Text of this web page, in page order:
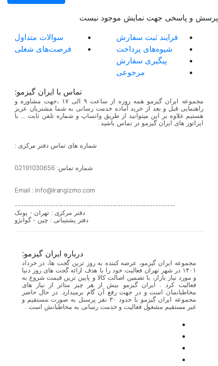
پرسش و پاسخی جهت نمایش موجود نیست
فرایند ثبت سفارش
شیوه‌های پرداخت
پیگیری سفارش
مرجوعی
سوالات متداول
فرصت‌های شغلی
تماس با ایران گیزمو:
مجموعه ایران گیزمو همه روزه از ساعت ۹ الی ۱۷ ،جهت مشاوره و
راهنمایی قبل و بعد از خرید آماده خدمت رسانی به شما مشتریان عزیز
هستیم علاوه بر این میتوانید از طریق واتساپ و شماره تلفن ثابت ... با
اپراتور های ایران گیزمو در تماس باشید .
شماره های تماس دفتر مرکزی :
شماره تماس: 02191030656
Email : Info@Irangizmo.com
--------------------------------------------------------
دفتر مرکزی : تهران - پونک
دفتر پشتیبانی : چین - گوانژو
درباره ایران گیزمو:
مجموعه ایران گیزمو، عرضه کننده به روز ترین گجت ها، در خرداد
۱۴۰۱ در شهر تهران فعالیت خود را با هدف ارائه گجت های روز دنیا
و مورد نیاز بازار، با تضمین اصالت کالا و پایین ترین قیمت شروع به
فعالیت کرد . ایران گیزمو بیش از هر چیز متاثر از نیاز های
مخاطبانمان است و در جهت رفع آن گام برمیدارد. در حال حاضر
مجموعه ایران گیزمو با حدود ۳۰ نفر پرسنل به صورت مستقیم و
غیر مستقیم مشغول فعالیت و خدمت رسانی به مخاطبانش است .